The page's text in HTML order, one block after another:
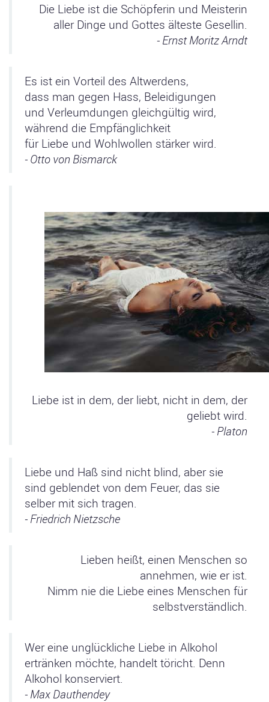
Die Liebe ist die Schöpferin und Meisterin
aller Dinge und Gottes älteste Gesellin.
- Ernst Moritz Arndt
Es ist ein Vorteil des Altwerdens,
dass man gegen Hass, Beleidigungen
und Verleumdungen gleichgültig wird,
während die Empfänglichkeit
für Liebe und Wohlwollen stärker wird.
- Otto von Bismarck
Liebe ist in dem, der liebt, nicht in dem, der
geliebt wird.
- Platon
Liebe und Haß sind nicht blind, aber sie
sind geblendet von dem Feuer, das sie
selber mit sich tragen.
- Friedrich Nietzsche
Lieben heißt, einen Menschen so
annehmen, wie er ist.
Nimm nie die Liebe eines Menschen für
selbstverständlich.
Wer eine unglückliche Liebe in Alkohol
ertränken möchte, handelt töricht. Denn
Alkohol konserviert.
- Max Dauthendey